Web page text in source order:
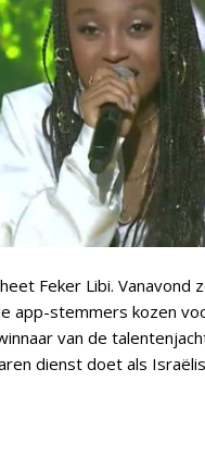
Feker Libi. Vanavond
app-stemmers kozen
van de
dienst doet als